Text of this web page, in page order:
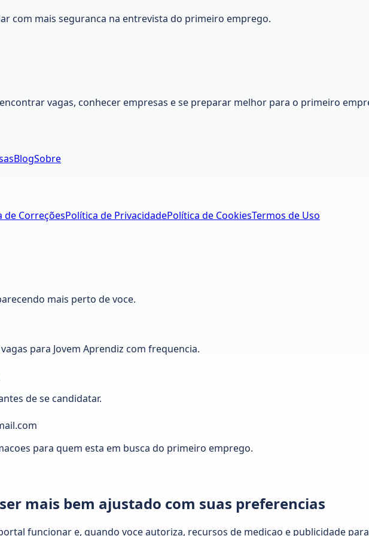
com mais seguranca na entrevista do primeiro emprego.
vagas, conhecer empresas e se preparar melhor para o primeiro
BlogSobre
de CorreçõesPolítica de PrivacidadePolítica de CookiesTermos de Uso
mais perto de voce.
para Jovem Aprendiz com frequencia.
de se candidatar.
para quem esta em busca do primeiro emprego.
mais bem ajustado com suas preferencias
funcionar e, quando voce autoriza, recursos de medicao e publicidade